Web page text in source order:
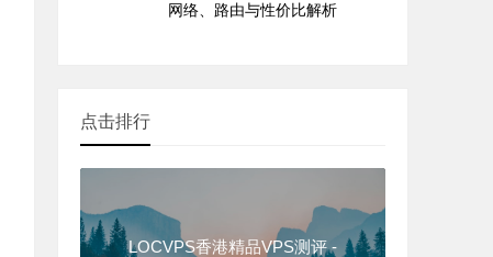
网络、路由与性价比解析
点击排行
LOCVPS香港精品VPS测评 -